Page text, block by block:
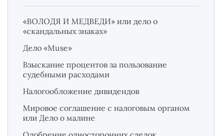
«ВОЛОДЯ И МЕДВЕДИ» или дело о
«скандальных знаках»
Дело «Muse»
Взыскание процентов за пользование
судебными расходами
Налогообложение дивидендов
Мировое соглашение с налоговым органом
или Дело о малине